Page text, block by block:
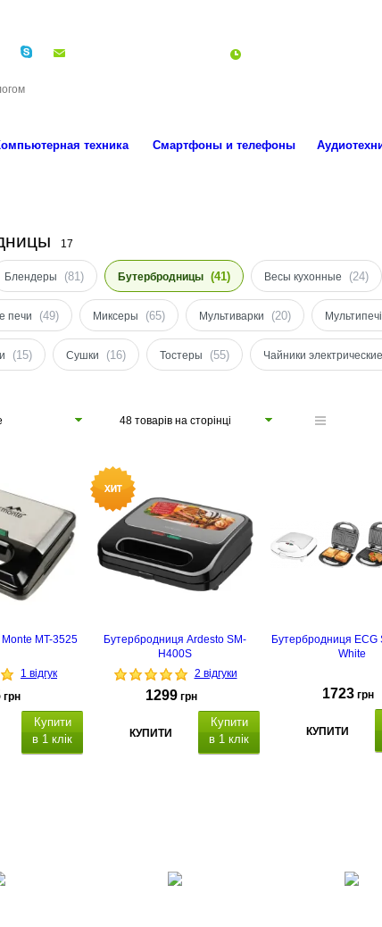
техника Смартфоны и телефоны
17
Блендеры (81) Бутербродницы (41) Весы кухонные (24)
печи (49) Миксеры (65) Мультиварки (20) Мультипечі
(15) Сушки (16) Тостеры (55) Чайники электрические
48 товарів на сторінці
MT-3525
1 відгук
грн
Купити
в 1 клік
Бутербродниця Ardesto SM-
H400S
2 відгуки
1299 грн
КУПИТИ
Купити
в 1 клік
Бутербродниця ECG
White
1723 грн
КУПИТИ